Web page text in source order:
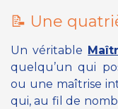
📝 Une
Un véritable
quelqu’un qui
ou une maîtrise
qui, au fil de